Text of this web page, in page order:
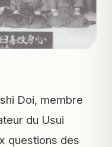
Doi, membre
du Usui
questions des